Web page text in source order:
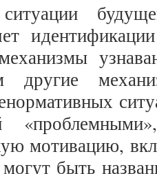
другие
мотивацию,
быть